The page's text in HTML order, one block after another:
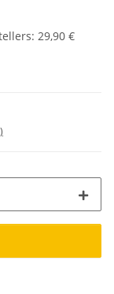
: 29,90 €